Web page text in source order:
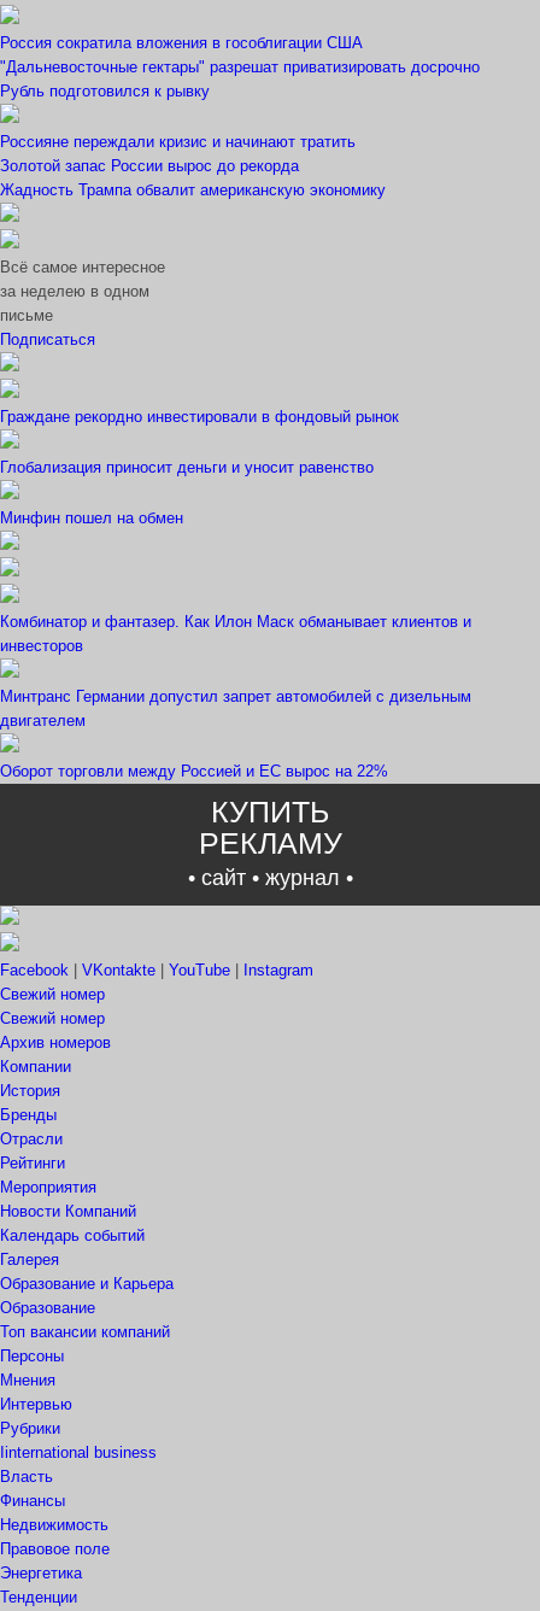
Россия сократила вложения в гособлигации США
"Дальневосточные гектары" разрешат приватизировать досрочно
Рубль подготовился к рывку
Россияне переждали кризис и начинают тратить
Золотой запас России вырос до рекорда
Жадность Трампа обвалит американскую экономику
Всё самое интересное
за неделею в одном
письме
Подписаться
Граждане рекордно инвестировали в фондовый рынок
Глобализация приносит деньги и уносит равенство
Минфин пошел на обмен
Комбинатор и фантазер. Как Илон Маск обманывает клиентов и
инвесторов
Минтранс Германии допустил запрет автомобилей с дизельным
двигателем
Оборот торговли между Россией и ЕС вырос на 22%
КУПИТЬ
РЕКЛАМУ
• сайт • журнал •
Facebook VKontakte YouTube
Instagram
Свежий номер
Свежий номер
Архив номеров
Компании
История
Бренды
Отрасли
Рейтинги
Мероприятия
Новости Компаний
Календарь событий
Галерея
Образование и Карьера
Образование
Топ вакансии компаний
Персоны
Мнения
Интервью
Рубрики
Iinternational business
Власть
Финансы
Недвижимость
Правовое поле
Энергетика
Тенденции